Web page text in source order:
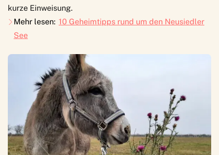
kurze Einweisung.
Mehr lesen: 10 Geheimtipps rund um den Neusiedler
See